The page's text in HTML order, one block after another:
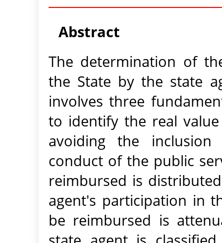
Abstract
The determination of
the State by the state
involves three
to identify the real
avoiding the
conduct of the public
reimbursed is
agent's participation in
be reimbursed is